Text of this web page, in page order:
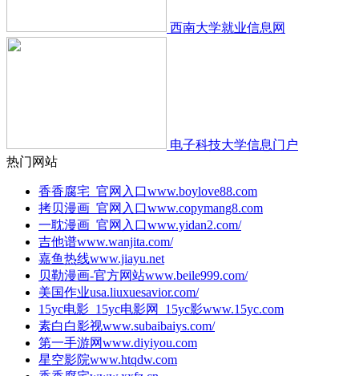
西南大学就业信息网
电子科技大学信息门户
热门网站
香香腐宅_官网入口www.boylove88.com
拷贝漫画_官网入口www.copymang8.com
一耽漫画_官网入口www.yidan2.com/
吉他谱www.wanjita.com/
嘉鱼热线www.jiayu.net
贝勒漫画-官方网站www.beile999.com/
美国作业usa.liuxuesavior.com/
15yc电影_15yc电影网_15yc影www.15yc.com
素白白影视www.subaibaiys.com/
第一手游网www.diyiyou.com
星空影院www.htqdw.com